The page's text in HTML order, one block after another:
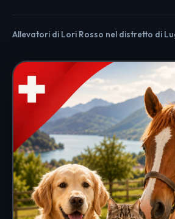
Allevatori di Lori Rosso nel distretto di